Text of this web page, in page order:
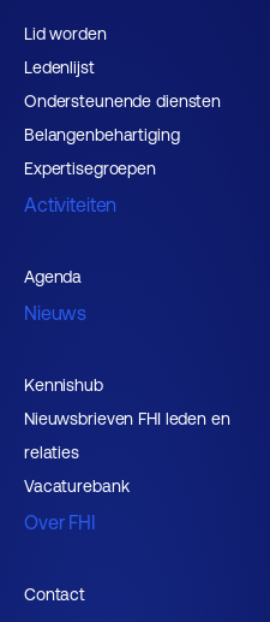
Lid worden
Ledenlijst
Ondersteunende diensten
Belangenbehartiging
Expertisegroepen
Activiteiten
Agenda
Nieuws
Kennishub
Nieuwsbrieven FHI leden en
relaties
Vacaturebank
Over FHI
Contact